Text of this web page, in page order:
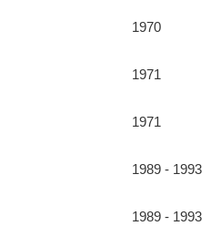
1970
1971
1971
1989 - 1993
1989 - 1993